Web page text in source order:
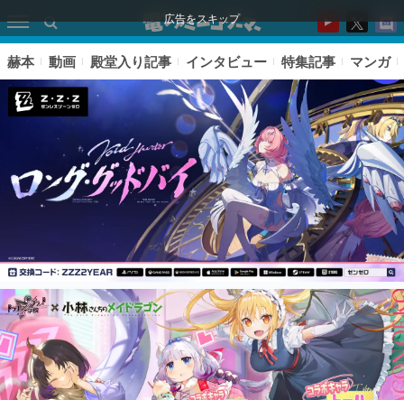
広告をスキップ
ピックアップ
電ファミのいま読まれている記事ランキング
アプリセール情報
赫本 動画 殿堂入り記事 インタビュー 特集記事 マンガ